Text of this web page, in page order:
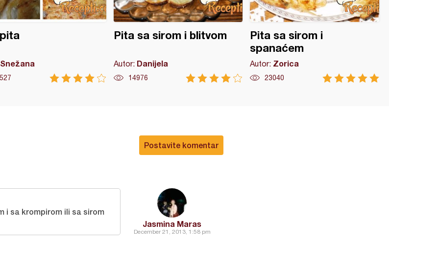
Snežana
Pita sa sirom i blitvom
Autor: Danijela
14976
Pita sa sirom i
spanaćem
Autor: Zorica
23040
Postavite komentar
Jasmina Maras
December 21, 2013, 1:58 pm
i sa krompirom ili sa sirom